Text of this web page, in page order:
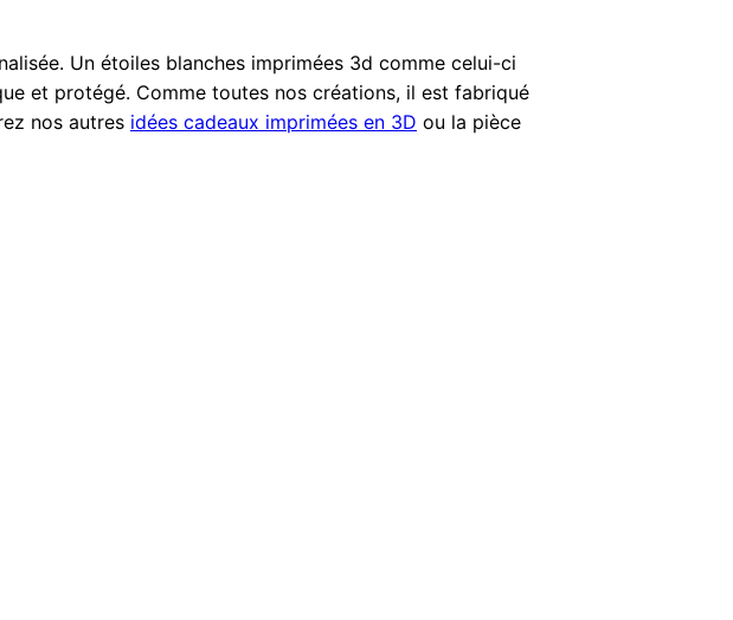
Un étoiles blanches imprimées 3d comme celui-ci
et protégé. Comme toutes nos créations, il est fabriqué
nos autres idées cadeaux imprimées en 3D ou la pièce